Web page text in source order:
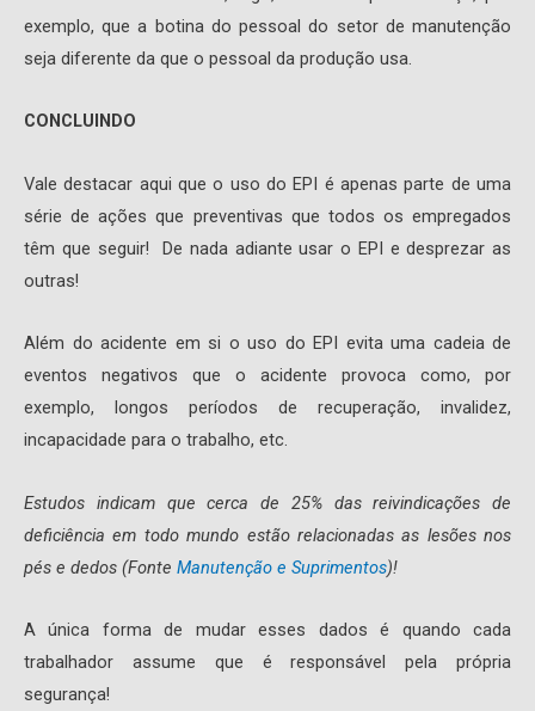
exemplo, que a botina do pessoal do setor de manutenção
seja diferente da que o pessoal da produção usa.
CONCLUINDO
Vale destacar aqui que o uso do EPI é apenas parte de uma
série de ações que preventivas que todos os empregados
têm que seguir! De nada adiante usar o EPI e desprezar as
outras!
Além do acidente em si o uso do EPI evita uma cadeia de
eventos negativos que o acidente provoca como, por
exemplo, longos períodos de recuperação, invalidez,
incapacidade para o trabalho, etc.
Estudos indicam que cerca de 25% das reivindicações de
deficiência em todo mundo estão relacionadas as lesões nos
pés e dedos (Fonte Manutenção e Suprimentos)!
A única forma de mudar esses dados é quando cada
trabalhador assume que é responsável pela própria
segurança!